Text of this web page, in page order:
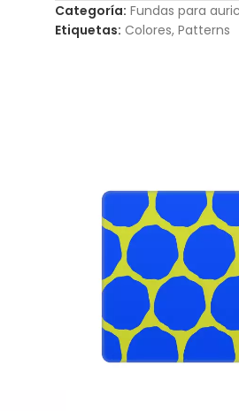
Categoría: Fundas para
Etiquetas: Colores, Patterns